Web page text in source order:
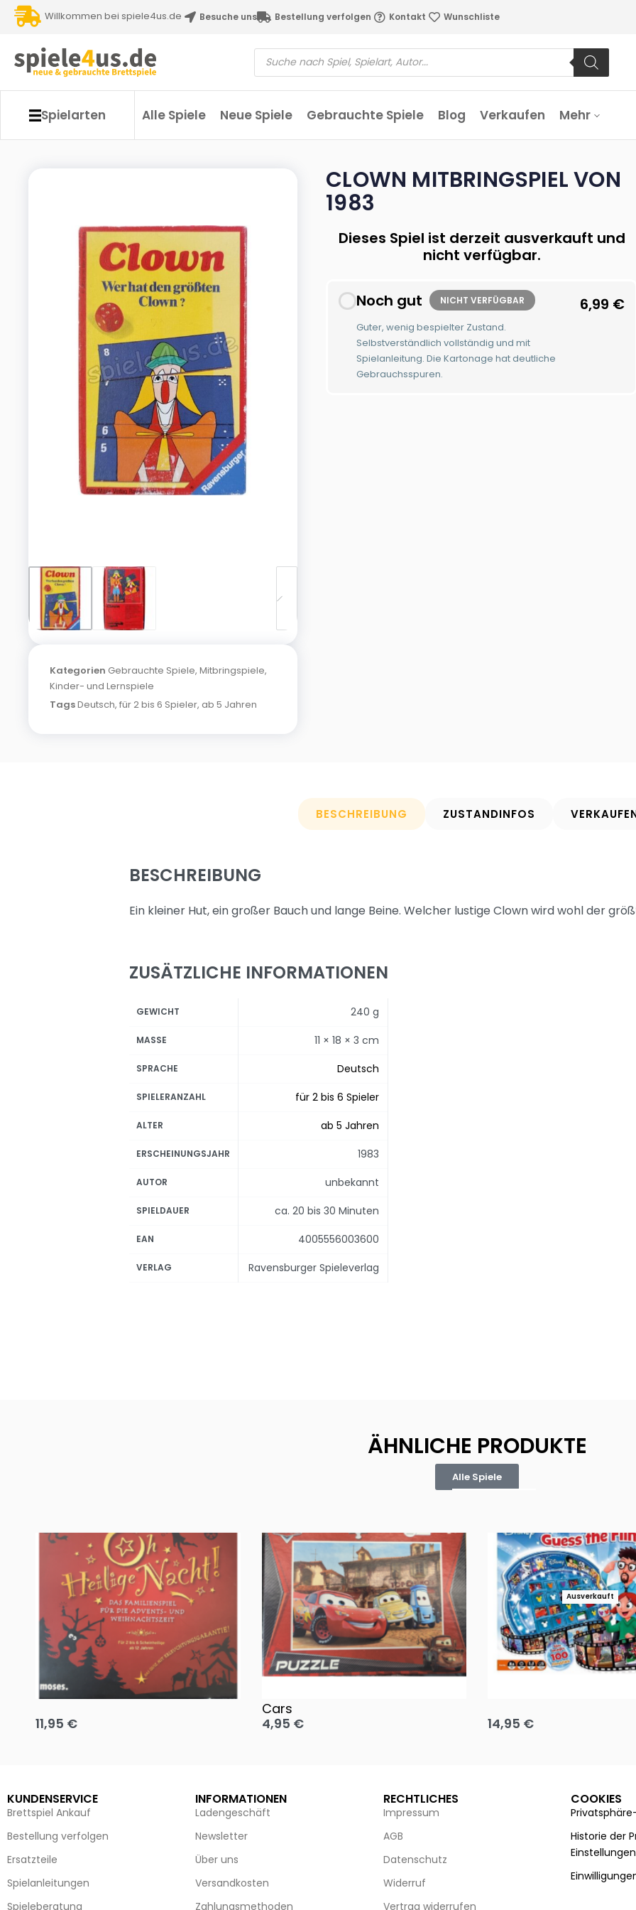
Willkommen bei spiele4us.de Besuche uns Bestellung verfolgen Kontakt Wunschliste
Spielarten Alle Spiele Neue Spiele Gebrauchte Spiele Blog Verkaufen Mehr
Kategorien Gebrauchte Spiele, Mitbringspiele,
Kinder- und Lernspiele
TagsDeutsch, für 2 bis 6 Spieler, ab 5 Jahren
CLOWN MITBRINGSPIEL VON
1983
Dieses Spiel ist derzeit ausverkauft und
nicht verfügbar.
Noch gut NICHT VERFÜGBAR
Guter, wenig bespielter Zustand.
Selbstverständlich vollständig und mit
Spielanleitung. Die Kartonage hat deutliche
Gebrauchsspuren.
6,99 €
BESCHREIBUNG ZUSTANDINFOS
BESCHREIBUNG
Ein kleiner Hut, ein großer Bauch und lange Beine. Welcher lustige Clown wird wohl der
ZUSÄTZLICHE INFORMATIONEN
GEWICHT 240 g
MASSE 11 × 18 × 3 cm
SPRACHE Deutsch
SPIELERANZAHL für 2 bis 6 Spieler
ALTER ab 5 Jahren
ERSCHEINUNGSJAHR 1983
AUTOR unbekannt
SPIELDAUER ca. 20 bis 30 Minuten
EAN 4005556003600
VERLAG Ravensburger Spieleverlag
ÄHNLICHE PRODUKTE
Alle Spiele
Oh, heilige Nacht!
11,95 €
Cars
4,95 €
Ausverkauft
14,95 €
KUNDENSERVICE
Brettspiel Ankauf
Bestellung verfolgen
Ersatzteile
Spielanleitungen
Spieleberatung
INFORMATIONEN
Ladengeschäft
Newsletter
Über uns
Versandkosten
Zahlungsmethoden
RECHTLICHES
Impressum
AGB
Datenschutz
Widerruf
Vertrag widerrufen
COOKIES
Historie der
Einstellungen